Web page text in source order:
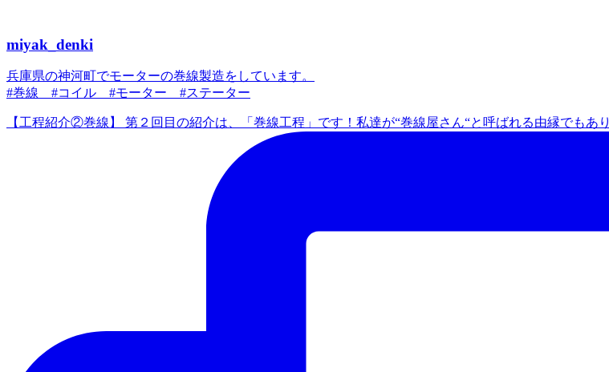
miyak_denki
兵庫県の神河町でモーターの巻線製造をしています。
#巻線 #コイル #モーター #ステーター
【工程紹介②巻線】 第２回目の紹介は、「巻線工程」です！私達が“巻線屋さん“と呼ばれる由縁でもあり